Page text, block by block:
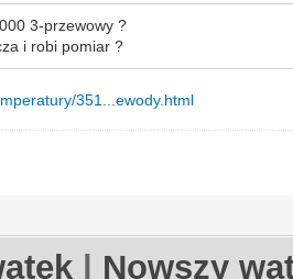
3-przewowy ?
i robi pomiar ?
351...ewody.html
Nowszy